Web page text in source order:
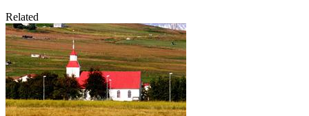
Related